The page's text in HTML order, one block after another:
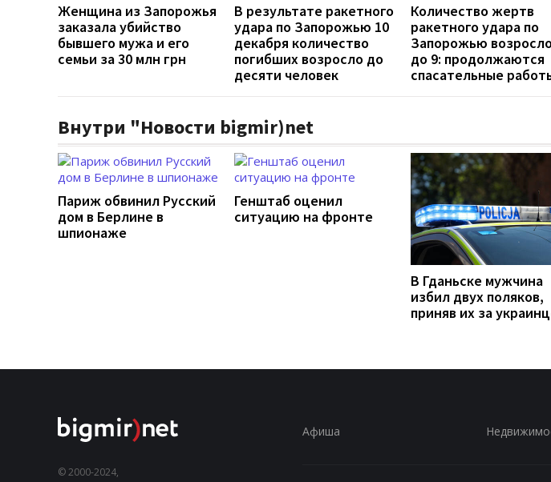
Женщина из Запорожья
заказала убийство
бывшего мужа и его
семьи за 30 млн грн
В результате ракетного
удара по Запорожью 10
декабря количество
погибших возросло до
десяти человек
Количество жертв
ракетного удара по
Запорожью
до 9: продолжаются
спасательные
Внутри "Новости bigmir)net
Париж обвинил Русский
дом в Берлине в
шпионаже
Генштаб оценил
ситуацию на фронте
В Гданьске мужчина
избил двух поляков,
приняв их за
© 2000-2024,
Афиша